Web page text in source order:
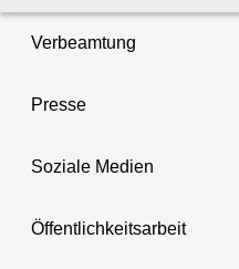
Verbeamtung
Presse
Soziale Medien
Öffentlichkeitsarbeit